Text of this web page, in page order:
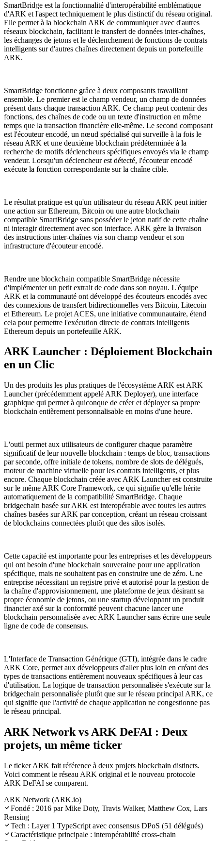
SmartBridge est la fonctionnalité d'interopérabilité emblématique
d'ARK et l'aspect techniquement le plus distinctif du réseau original.
Elle permet à la blockchain ARK de communiquer avec d'autres
réseaux blockchain, facilitant le transfert de données inter-chaînes,
les échanges de jetons et le déclenchement de fonctions de contrats
intelligents sur d'autres chaînes directement depuis un portefeuille
ARK.
SmartBridge fonctionne grâce à deux composants travaillant
ensemble. Le premier est le champ vendeur, un champ de données
présent dans chaque transaction ARK. Ce champ peut contenir des
fonctions, des chaînes de code ou un texte d'instruction en même
temps que la transaction financière elle-même. Le second composant
est l'écouteur encodé, un nœud spécialisé qui surveille à la fois le
réseau ARK et une deuxième blockchain prédéterminée à la
recherche de motifs déclencheurs spécifiques envoyés via le champ
vendeur. Lorsqu'un déclencheur est détecté, l'écouteur encodé
exécute la fonction correspondante sur la chaîne cible.
Le résultat pratique est qu'un utilisateur du réseau ARK peut initier
une action sur Ethereum, Bitcoin ou une autre blockchain
compatible SmartBridge sans posséder le jeton natif de cette chaîne
ni interagir directement avec son interface. ARK gère la livraison
des instructions inter-chaînes via son champ vendeur et son
infrastructure d'écouteur encodé.
Rendre une blockchain compatible SmartBridge nécessite
d'implémenter un petit extrait de code dans son noyau. L'équipe
ARK et la communauté ont développé des écouteurs encodés avec
des connexions de transfert bidirectionnelles vers Bitcoin, Litecoin
et Ethereum. Le projet ACES, une initiative communautaire, étend
cela pour permettre l'exécution directe de contrats intelligents
Ethereum depuis un portefeuille ARK.
ARK Launcher : Déploiement Blockchain
en un Clic
Un des produits les plus pratiques de l'écosystème ARK est ARK
Launcher (précédemment appelé ARK Deployer), une interface
graphique qui permet à quiconque de créer et déployer sa propre
blockchain entièrement personnalisable en moins d'une heure.
L'outil permet aux utilisateurs de configurer chaque paramètre
significatif de leur nouvelle blockchain : temps de bloc, transactions
par seconde, offre initiale de tokens, nombre de slots de délégués,
moteur de machine virtuelle pour les contrats intelligents, et plus
encore. Chaque blockchain créée avec ARK Launcher est construite
sur le même ARK Core Framework, ce qui signifie qu'elle hérite
automatiquement de la compatibilité SmartBridge. Chaque
bridgechain basée sur ARK est interopérable avec toutes les autres
chaînes basées sur ARK par conception, créant un réseau croissant
de blockchains connectées plutôt que des silos isolés.
Cette capacité est importante pour les entreprises et les développeurs
qui ont besoin d'une blockchain souveraine pour une application
spécifique, mais ne souhaitent pas en construire une de zéro. Une
entreprise nécessitant un registre privé et autorisé pour la gestion de
la chaîne d'approvisionnement, une plateforme de jeux désirant sa
propre économie de jetons, ou une startup développant un produit
financier axé sur la conformité peuvent chacune lancer une
blockchain personnalisée avec ARK Launcher sans écrire une seule
ligne de code de consensus.
L'Interface de Transaction Générique (GTI), intégrée dans le cadre
ARK Core, permet aux développeurs d'aller plus loin en créant des
types de transactions entièrement nouveaux spécifiques à leur cas
d'utilisation. La logique de transaction personnalisée s'exécute sur la
bridgechain personnalisée plutôt que sur le réseau principal ARK, ce
qui signifie que l'activité de chaque application ne congestionne pas
le réseau principal.
ARK Network vs ARK DeFAI : Deux
projets, un même ticker
Le ticker ARK fait référence à deux projets blockchain distincts.
Voici comment le réseau ARK original et le nouveau protocole
ARK DeFAI se comparent.
ARK Network (ARK.io)
Fondé : 2016 par Mike Doty, Travis Walker, Matthew Cox, Lars
Rensing
Tech : Layer 1 TypeScript avec consensus DPoS (51 délégués)
Caractéristique principale : interopérabilité cross-chain